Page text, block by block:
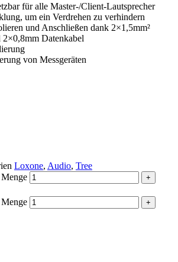
für alle Master-/Client-Lautsprecher
um ein Verdrehen zu verhindern
und Anschließen dank 2×1,5mm²
2×0,8mm Datenkabel
von Messgeräten
Loxone, Audio, Tree